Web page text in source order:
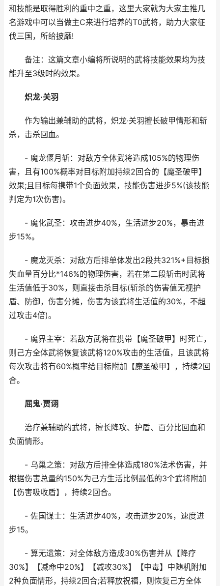
和技能是取得胜利的重中之重，这里大家就为大家主推几
名游戏中可以当做主C来进行培养的T0武将，助力大家征
伐三国，所给披靡!
备注：这篇文章小编将所说明的武将技能效果均为技
能升至3级时的效果。
炽龙·关羽
作为输出兼辅助的武将，炽龙·关羽擅长破甲情形和斩
杀，击杀回血。
- 魔龙偃月斩：对敌方全体武将造成105%的物理伤
害，且有100%概率对目标附加持续2回合的【魔圣破甲】
效果;且目标每携带1个负面效果，技能伤害进步5%(该技能
判定为1次伤害)。
- 魔化武圣：攻击进步40%，生活进步20%，暴击进
步15%。
- 魔龙灭杀：对敌方后排单体发出2段共321%+目标损
失血量百分比*146%的物理伤害，若在第二段斩击时武将
生活值低于30%，则直接击杀目标(斩杀的伤害值无视护
盾、防御，伤害分摊，伤害为该武将生活值的30%，不超
过攻击4倍)。
- 魔界主宰：若敌方武将在携带【魔圣破甲】时死亡，
则己方全体武将恢复该武将120%攻击的生活值，且该武将
每次攻击将有60%概率给目标附加【魔圣破甲】，持续2回
合。
屈鬼·贾诩
治疗兼辅助的武将，擅长降攻、护盾、百分比回血和
负面情形。
- 乌巢之策：对敌方后排全体造成180%法术伤害，并
根据伤害总量的150%为己方生活比例最低的3个武将附加
【伤害吸收盾】，持续2回合。
- 佐国谋士：生活进步40%，攻击进步20%，速度进
步15。
- 算无遗策：对全体敌方造成30%伤害并从【降疗
30%】【减命中20%】【减攻30%】【中毒】中随机附加
2种负面情形，持续2回合;若释放祝福，则恢复己方全体